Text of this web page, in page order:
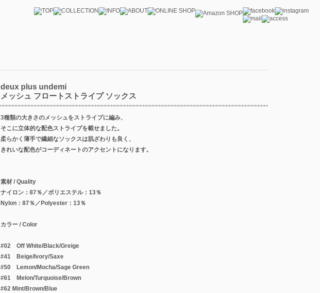
deux plus undemi
メッシュ フロートストライプ ソックス
3種類の大きさのメッシュをストライプに編み、
そこに立体的な配色ストライプを載せました。
柔らかく薄手で繊細なソックスは肌ざわりも良く、
きれいな配色がコーディネートのアクセントになります。
素材 / Quality
ナイロン：87％／ポリエステル：13％
Nylon：87％／Polyester：13％
カラー / Color
#02 Off White/Black/Greige
#41 Beige/Ivory/Saxe
#50 Lemon/Mocha/Sage Green
#61 Melon/Turquoise/Brown
#62 Mint/Brown/Blue